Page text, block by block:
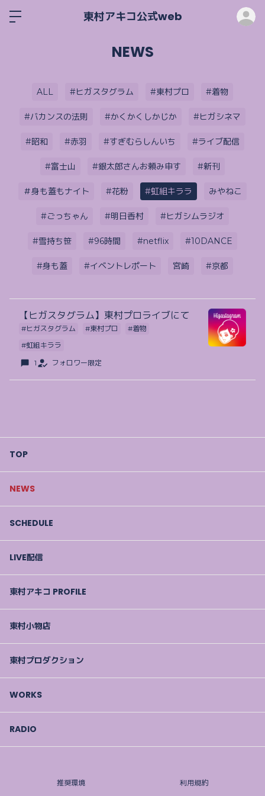
東村アキコ公式web
NEWS
ALL #ヒガスタグラム #東村プロ #着物
#バカンスの法則 #かくかくしかじか #ヒガシネマ
#昭和 #赤羽 #すぎむらしんいち #ライブ配信
#富士山 #銀太郎さんお頼み申す #新刊
＃身も蓋もナイト #花粉 #虹組キララ みやねこ
#ごっちゃん #明日香村 #ヒガシムラジオ
#雪持ち笹 #96時間 #netflix #10DANCE
#身も蓋 #イベントレポート 宮崎 #京都
【ヒガスタグラム】東村プロライブにて
#ヒガスタグラム #東村プロ
#着物
#虹組キララ
1
フォロワー限定
TOP
NEWS
SCHEDULE
LIVE配信
東村アキコ PROFILE
東村小物店
東村プロダクション
WORKS
RADIO
推奨環境 利用規約